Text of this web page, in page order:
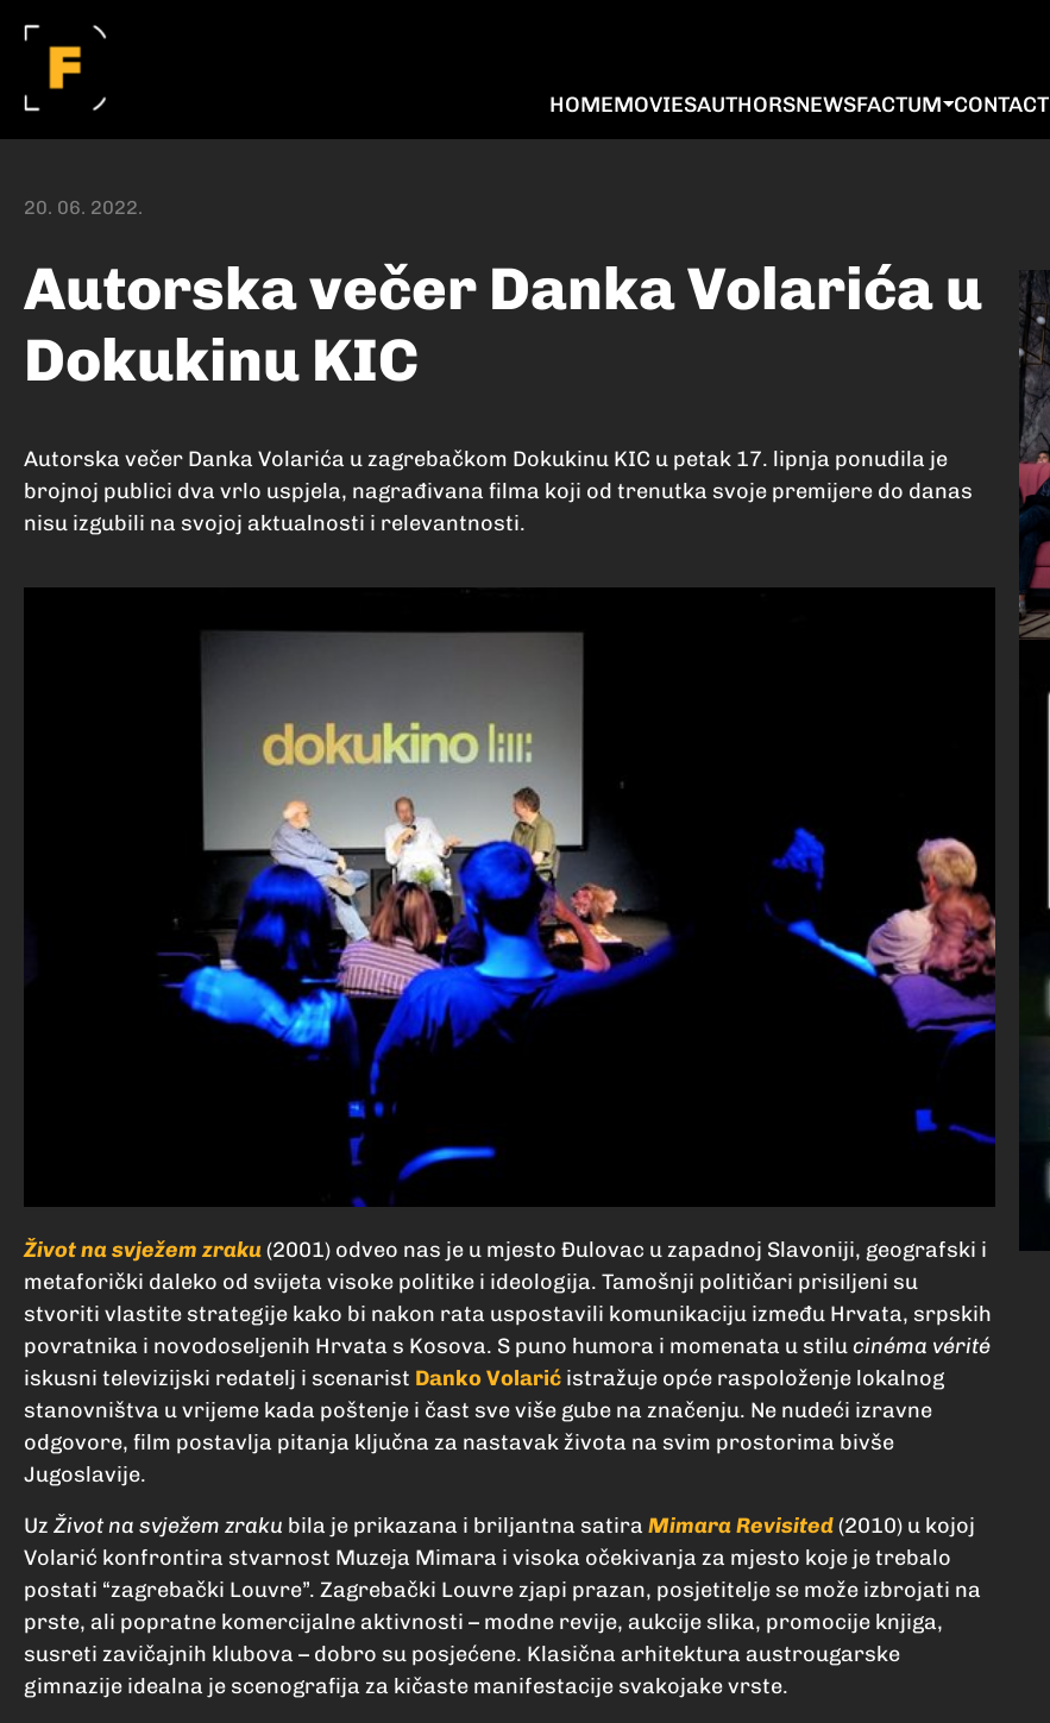
HOMEMOVIESAUTHORSNEWSFACTUM CONTACT
20. 06. 2022.
Autorska večer Danka Volarića u
Dokukinu KIC
Autorska večer Danka Volarića u zagrebačkom Dokukinu KIC u petak 17. lipnja ponudila je
brojnoj publici dva vrlo uspjela, nagrađivana filma koji od trenutka svoje premijere do danas
nisu izgubili na svojoj aktualnosti i relevantnosti.
Život na svježem zraku(2001) odveo nas je u mjesto Đulovac u zapadnoj Slavoniji, geografski i
metaforički daleko od svijeta visoke politike i ideologija. Tamošnji političari prisiljeni su
stvoriti vlastite strategije kako bi nakon rata uspostavili komunikaciju između Hrvata, srpskih
povratnika i novodoseljenih Hrvata s Kosova. S puno humora i momenata u stilucinéma vérité
iskusni televizijski redatelj i scenarist Danko Volarić istražuje opće raspoloženje lokalnog
stanovništva u vrijeme kada poštenje i čast sve više gube na značenju. Ne nudeći izravne
odgovore, film postavlja pitanja ključna za nastavak života na svim prostorima bivše
Jugoslavije.
Uz Život na svježem zraku bila je prikazana i briljantna satira Mimara Revisited(2010) u kojoj
Volarić konfrontira stvarnost Muzeja Mimara i visoka očekivanja za mjesto koje je trebalo
postati “zagrebački Louvre”. Zagrebački Louvre zjapi prazan, posjetitelje se može izbrojati na
prste, ali popratne komercijalne aktivnosti – modne revije, aukcije slika, promocije knjiga,
susreti zavičajnih klubova – dobro su posjećene. Klasična arhitektura austrougarske
gimnazije idealna je scenografija za kičaste manifestacije svakojake vrste.